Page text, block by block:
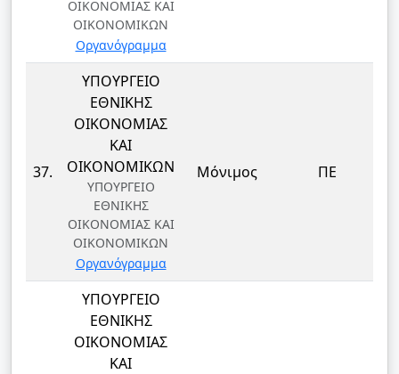
ΟΙΚΟΝΟΜΙΑΣ ΚΑΙ
ΟΙΚΟΝΟΜΙΚΩΝ
Οργανόγραμμα
37.
ΥΠΟΥΡΓΕΙΟ
ΕΘΝΙΚΗΣ
ΟΙΚΟΝΟΜΙΑΣ
ΚΑΙ
ΟΙΚΟΝΟΜΙΚΩΝ
ΥΠΟΥΡΓΕΙΟ
ΕΘΝΙΚΗΣ
ΟΙΚΟΝΟΜΙΑΣ ΚΑΙ
ΟΙΚΟΝΟΜΙΚΩΝ
Οργανόγραμμα
Μόνιμος ΠΕ
ΥΠΟΥΡΓΕΙΟ
ΕΘΝΙΚΗΣ
ΟΙΚΟΝΟΜΙΑΣ
ΚΑΙ